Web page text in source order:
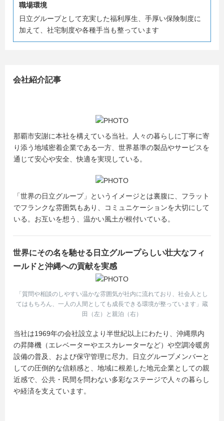
し）
３ 面接1回
TEL:098-861-1045
E-mail:sho.ishikawa.cb@hitachi.com
職場環境
日立グループとして充実した福利厚生、手厚い保険制度に
加えて、社宅制度や各種手当も整っています
会社紹介記事
那覇市安謝に本社を構えている当社。人々の暮らしに丁寧に寄
り添う地域密着企業である一方、世界基準の製品やサービスを
通じて安心や安全、快適を実現している。
「世界の日立グループ」というイメージとは裏腹に、フラット
でフランクな雰囲気もあり、コミュニケーションを大切にして
いる。お互いを想う、温かい風土が根付いている。
世界にその名を馳せる日立グループらしい壮大なフィ
ールドと沖縄への貢献を実感
「質問や相談のしやすい温かな雰囲気が社内に流れており、社会人とし
てはもちろん、一人の人間としても成長できる環境が整っています」蔵
田（左）と親泊（右）
当社は1969年の会社設立より半世紀以上にわたり、沖縄県内
の昇降機（エレベーターやエスカレーターなど）や空調冷暖房
設備の普及、および保守管理に尽力。日立グループメンバーと
しての圧倒的な信頼感と、地域に根差した地元企業としての親
近感で、公共・民間を問わない多彩なステージで人々の暮らし
や経済を支えています。